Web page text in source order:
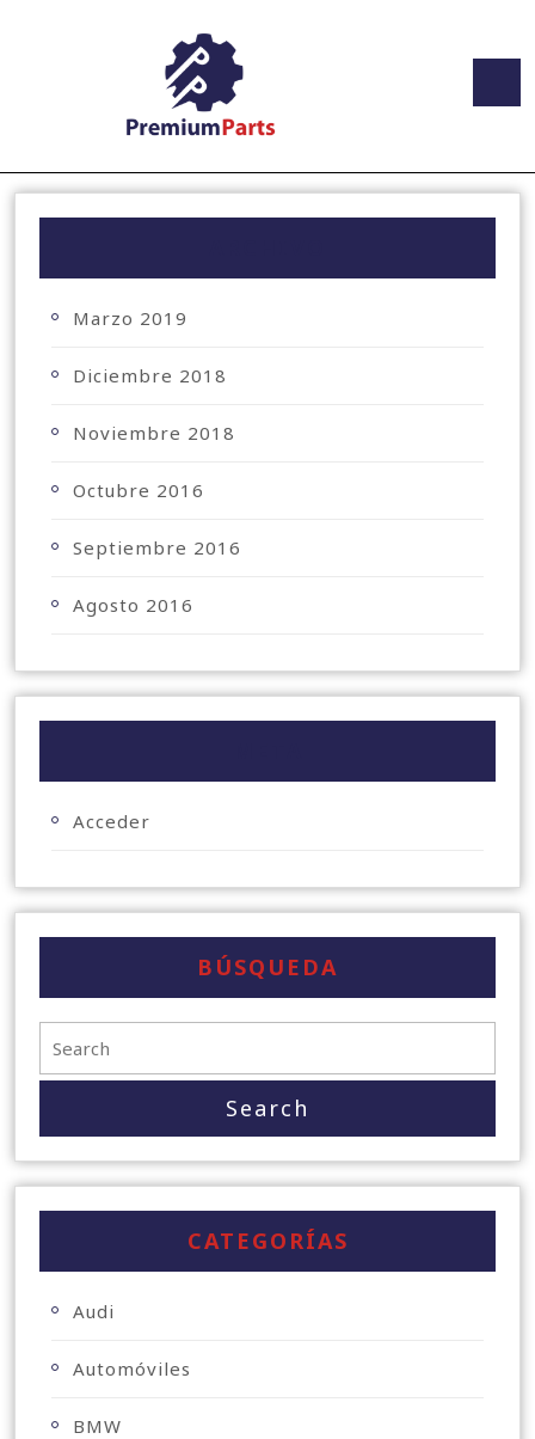
Marzo 2019
Diciembre 2018
Noviembre 2018
Octubre 2016
Septiembre 2016
Agosto 2016
Acceder
BÚSQUEDA
CATEGORÍAS
Audi
Automóviles
BMW